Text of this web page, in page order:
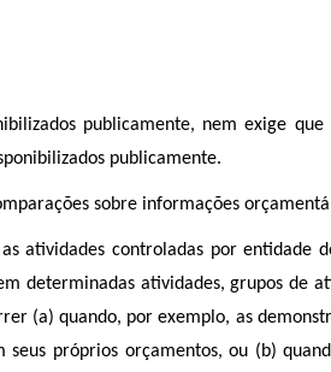
publicamente, nem exige
publicamente.
sobre informações
atividades controladas por entidade
determinadas atividades, grupos de
(a) quando, por exemplo, as
próprios orçamentos, ou (b)